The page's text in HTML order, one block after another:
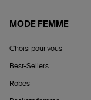
MODE FEMME
Choisi pour vous
Best-Sellers
Robes